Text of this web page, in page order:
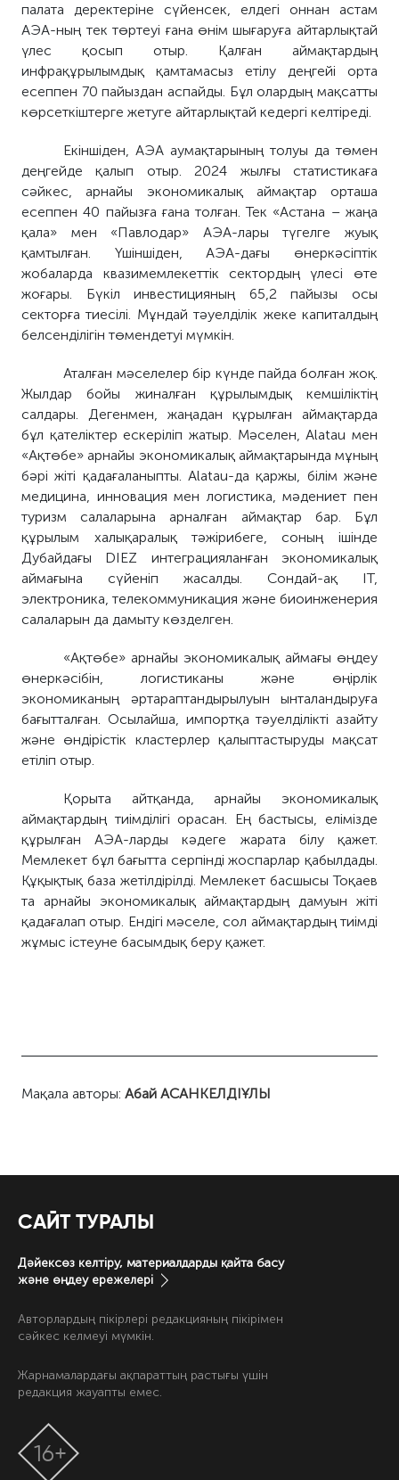
палата деректеріне сүйенсек, елдегі оннан астам
АЭА-ның тек төртеуі ғана өнім шығаруға айтарлықтай
үлес қосып отыр. Қалған аймақтардың
инфрақұрылымдық қамтамасыз етілу деңгейі орта
есеппен 70 пайыздан аспайды. Бұл олардың мақсатты
көрсеткіштерге жетуге айтарлықтай кедергі келтіреді.
Екіншіден, АЭА аумақтарының толуы да төмен
деңгейде қалып отыр. 2024 жылғы статистикаға
сәйкес, арнайы экономикалық аймақтар орташа
есеппен 40 пайызға ғана толған. Тек «Астана – жаңа
қала» мен «Павлодар» АЭА-лары түгелге жуық
қамтылған. Үшіншіден, АЭА-дағы өнеркәсіптік
жобаларда квазимемлекеттік сектордың үлесі өте
жоғары. Бүкіл инвестицияның 65,2 пайызы осы
секторға тиесілі. Мұндай тәуелділік жеке капиталдың
белсенділігін төмендетуі мүмкін.
Аталған мәселелер бір күнде пайда болған жоқ.
Жылдар бойы жиналған құрылымдық кемшіліктің
салдары. Дегенмен, жаңадан құрылған аймақтарда
бұл қателіктер ескеріліп жатыр. Мәселен, Alatau мен
«Ақтөбе» арнайы экономикалық аймақтарында мұның
бәрі жіті қадағаланыпты. Alatau-да қаржы, білім және
медицина, инновация мен логистика, мәдениет пен
туризм салаларына арналған аймақтар бар. Бұл
құрылым халықаралық тәжірибеге, соның ішінде
Дубайдағы DIEZ интеграцияланған экономикалық
аймағына сүйеніп жасалды. Сондай-ақ IT,
электроника, телекоммуникация және биоинженерия
салаларын да дамыту көзделген.
«Ақтөбе» арнайы экономикалық аймағы өңдеу
өнеркәсібін, логистиканы және өңірлік
экономиканың әртараптандырылуын ынталандыруға
бағытталған. Осылайша, импортқа тәуелділікті азайту
және өндірістік кластерлер қалыптастыруды мақсат
етіліп отыр.
Қорыта айтқанда, арнайы экономикалық
аймақтардың тиімділігі орасан. Ең бастысы, елімізде
құрылған АЭА-ларды кәдеге жарата білу қажет.
Мемлекет бұл бағытта серпінді жоспарлар қабылдады.
Құқықтық база жетілдірілді. Мемлекет басшысы Тоқаев
та арнайы экономикалық аймақтардың дамуын жіті
қадағалап отыр. Ендігі мәселе, сол аймақтардың тиімді
жұмыс істеуне басымдық беру қажет.
Мақала авторы:Абай АСАНКЕЛДІҰЛЫ
САЙТ ТУРАЛЫ
Дәйексөз келтіру, материалдарды қайта басу
және өңдеу ережелері
Авторлардың пікірлері редакцияның пікірімен
сәйкес келмеуі мүмкін.
Жарнамалардағы ақпараттың растығы үшін
редакция жауапты емес.
16+